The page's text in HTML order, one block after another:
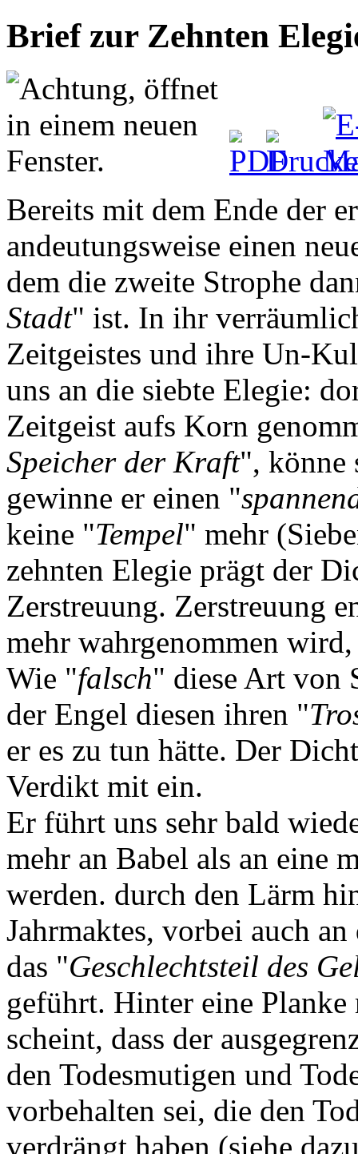
Brief zur Zehnten
Bereits mit dem Ende der
andeutungsweise einen
dem die zweite Strophe
Stadt" ist. In ihr
Zeitgeistes und ihre Un-
uns an die siebte Elegie:
Zeitgeist aufs Korn
Speicher der Kraft", könne
gewinne er einen "
keine "Tempel" mehr
zehnten Elegie prägt der
Zerstreuung. Zerstreuung
mehr wahrgenommen
Wie "falsch" diese Art von
der Engel diesen ihren "
er es zu tun hätte. Der
Verdikt mit ein.
Er führt uns sehr bald
mehr an Babel als an eine
werden. durch den Lärm
Jahrmaktes, vorbei auch
das "Geschlechtsteil des
geführt. Hinter eine
scheint, dass der
den Todesmutigen und
vorbehalten sei, die den
verdrängt haben (siehe